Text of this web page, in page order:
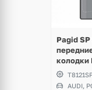
Pagid
колодки
VAG Audi
8R,AUDI,